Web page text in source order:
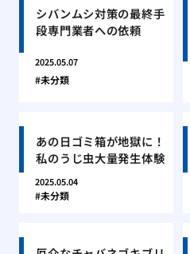
シバンムシ対策の最終手
段専門業者への依頼
2025.05.07
未分類
あの日ゴミ箱が地獄に！
私のうじ虫大量発生体験
2025.05.04
未分類